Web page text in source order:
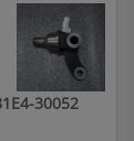
30052